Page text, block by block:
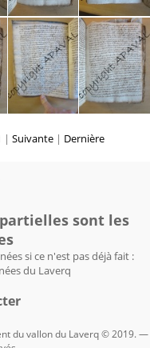
| Suivante | Dernière
sont les
si ce n'est pas déjà fait :
du Laverq
du vallon du Laverq © 2019. —